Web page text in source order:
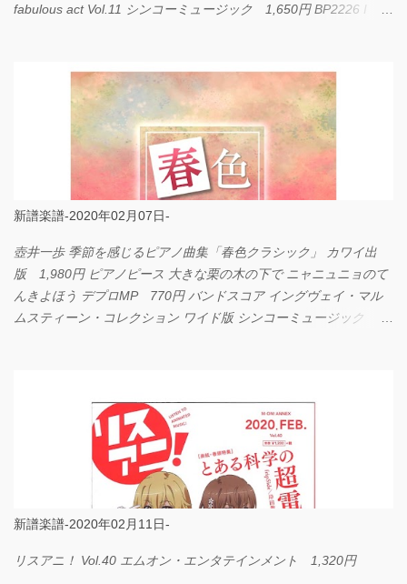
fabulous act Vol.11 シンコーミュージック 1,650円 BP2226 I
新譜楽譜-2020年02月07日-
壺井一歩 季節を感じるピアノ曲集「春色クラシック」 カワイ出
版 1,980円 ピアノピース 大きな栗の木の下で ニャニュニョのて
んきよほう デプロMP 770円 バンドスコア イングヴェイ・マル
ムスティーン・コレクション ワイド版 シンコーミュージック
新譜楽譜-2020年02月11日-
リスアニ！ Vol.40 エムオン・エンタテインメント 1,320円